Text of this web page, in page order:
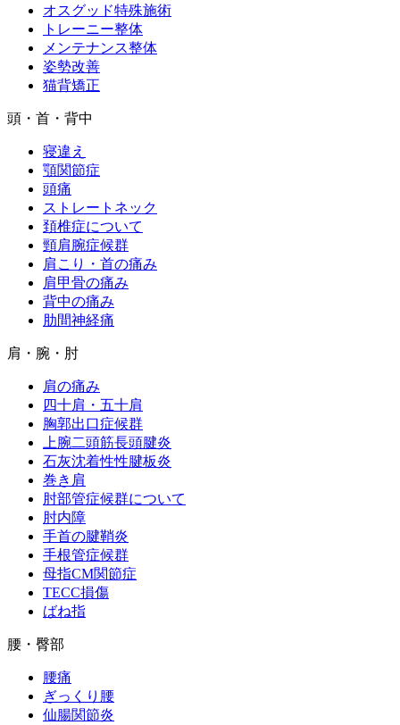
オスグッド特殊施術
トレーニー整体
メンテナンス整体
姿勢改善
猫背矯正
頭・首・背中
寝違え
顎関節症
頭痛
ストレートネック
頚椎症について
頸肩腕症候群
肩こり・首の痛み
肩甲骨の痛み
背中の痛み
肋間神経痛
肩・腕・肘
肩の痛み
四十肩・五十肩
胸郭出口症候群
上腕二頭筋長頭腱炎
石灰沈着性性腱板炎
巻き肩
肘部管症候群について
肘内障
手首の腱鞘炎
手根管症候群
母指CM関節症
TECC損傷
ばね指
腰・臀部
腰痛
ぎっくり腰
仙腸関節炎